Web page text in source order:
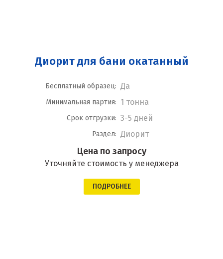
Диорит для бани окатанный
Бесплатный образец: Да
Минимальная партия: 1 тонна
Срок отгрузки: 3-5 дней
Раздел: Диорит
Цена по запросу
Уточняйте стоимость у менеджера
ПОДРОБНЕЕ